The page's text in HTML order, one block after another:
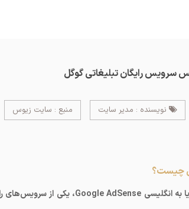
سرویس‌ رایگان تبلیغاتی گوگل
نویسنده : مدیر سایت منبع : سایت زیوس
چیست؟